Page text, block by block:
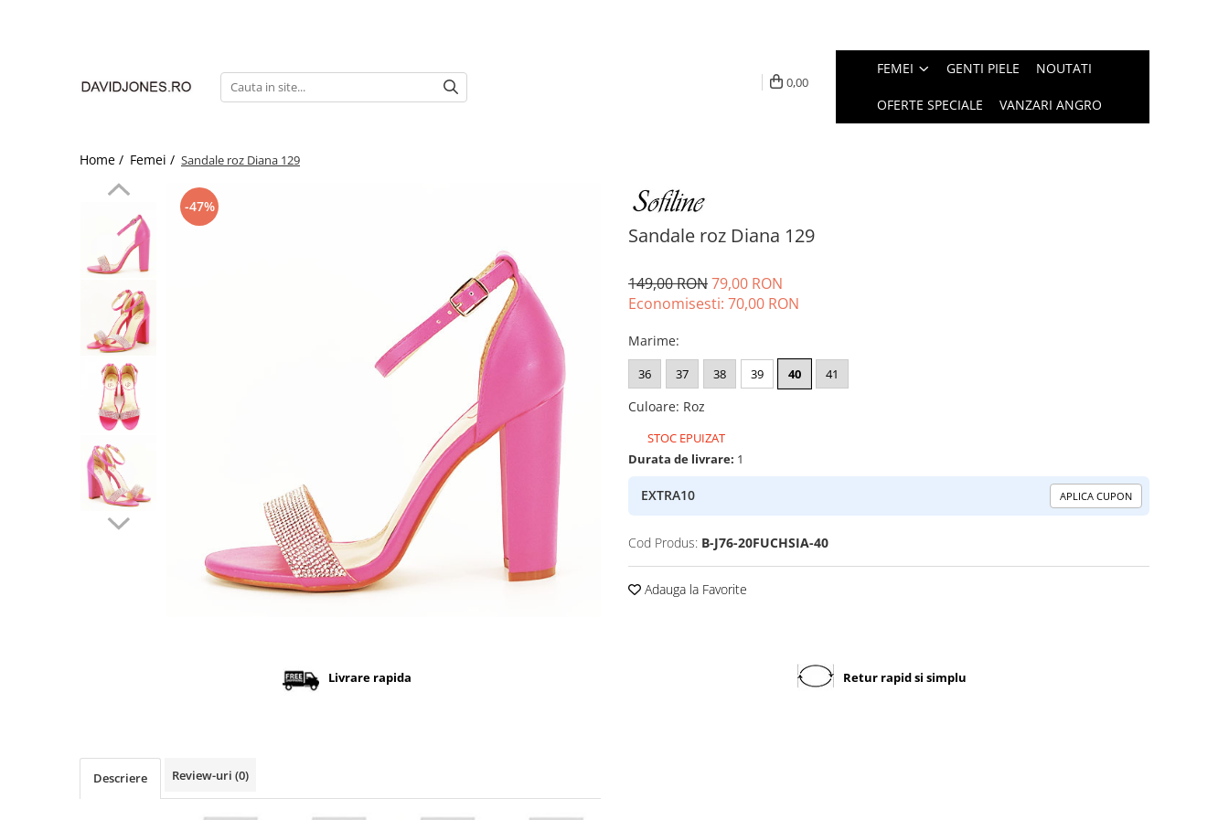
Cizme si botine
Mocasini si balerini
0,00
FEMEI GENTI PIELE NOUTATI
OFERTE SPECIALE VANZARI ANGRO
Home / Femei / Sandale roz Diana 129
Sandale roz Diana 129
-47%
149,00 RON79,00 RON
Economisesti: 70,00 RON
Marime:
36 37 38 39 40 41
Culoare: Roz
STOC EPUIZAT
Durata de livrare: 1
EXTRA10 APLICA CUPON
Cod Produs: B-J76-20FUCHSIA-40
Adauga la Favorite
Livrare rapida Retur rapid si simplu
Descriere Review-uri (0)